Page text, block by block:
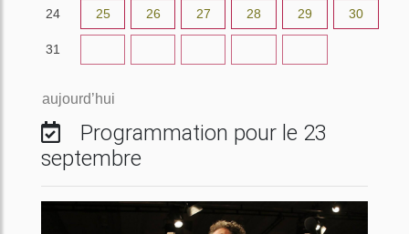
24 25 26 27 28 29 30
31
aujourd’hui
Programmation pour le 23
septembre